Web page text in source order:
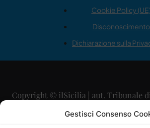
Gestisci Consenso
Cookie Policy
Disconoscimento
Dichiarazione sulla
Copyright © ilSicilia | aut. Tribunale di
29/09/2015